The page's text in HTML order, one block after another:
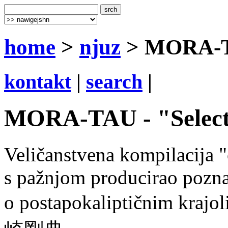
home > njuz > MORA-
kontakt| search |
MORA-TAU -
Veličanstvena kompilacija
s pažnjom producirao
o postapokaliptičnim